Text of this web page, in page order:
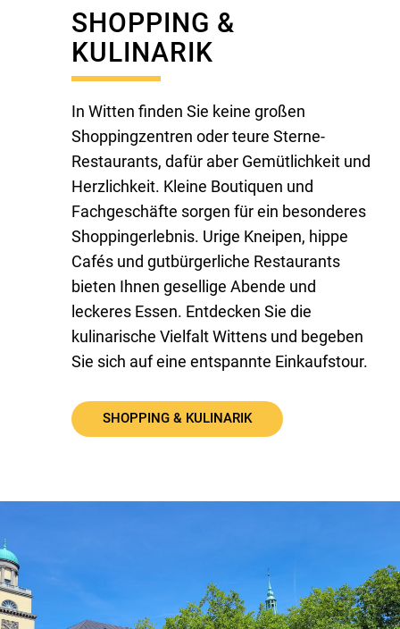
SHOPPING &
KULINARIK
In Witten finden Sie keine großen
Shoppingzentren oder teure Sterne-
Restaurants, dafür aber Gemütlichkeit und
Herzlichkeit. Kleine Boutiquen und
Fachgeschäfte sorgen für ein besonderes
Shoppingerlebnis. Urige Kneipen, hippe
Cafés und gutbürgerliche Restaurants
bieten Ihnen gesellige Abende und
leckeres Essen. Entdecken Sie die
kulinarische Vielfalt Wittens und begeben
Sie sich auf eine entspannte Einkaufstour.
SHOPPING & KULINARIK